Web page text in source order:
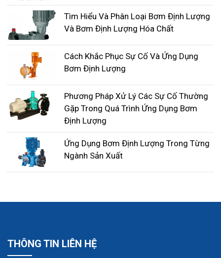
Bởi vì piston không bao giờ tiếp xúc với màng
ngăn, và bởi vì màng ngăn được cân bằng hoàn
hảo giữa chất lỏng thủy lực và quá trình, nên có rất
ít mài mòn trên màng ngăn. Nhờ vậy, loại bơm định
lượng này có thể chạy hàng chục năm.
Bơm định lượng đóng một vai trò
quan trọng trong các ứng dụng
1. Đảm bảo dòng chảy
trong những vấn đề lớn nhất là sự hình thành
hydrat, hình thành khi hydrocacbon nhẹ và nước
Tìm Hiểu Và Phân Loại Bơm Định Lượng
Và Bơm Định Lượng Hóa Chất
Cách Khắc Phục Sự Cố Và Ứng Dụng
Bơm Định Lượng
Phương Pháp Xử Lý Các Sự Cố Thường
Gặp Trong Quá Trình Ứng Dụng Bơm
Định Lượng
Ứng Dụng Bơm Định Lượng Trong Từng
Ngành Sản Xuất
THÔNG TIN LIÊN HỆ